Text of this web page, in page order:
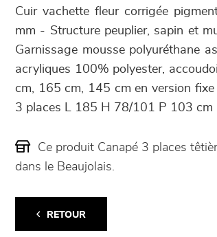
Cuir vachette fleur corrigée
mm - Structure peuplier, sapin et
Garnissage mousse polyuréthane
acryliques 100% polyester,
cm, 165 cm, 145 cm en version
3 places L 185 H 78/101 P 103 cm
Ce produit Canapé 3 places
dans le Beaujolais.
RETOUR